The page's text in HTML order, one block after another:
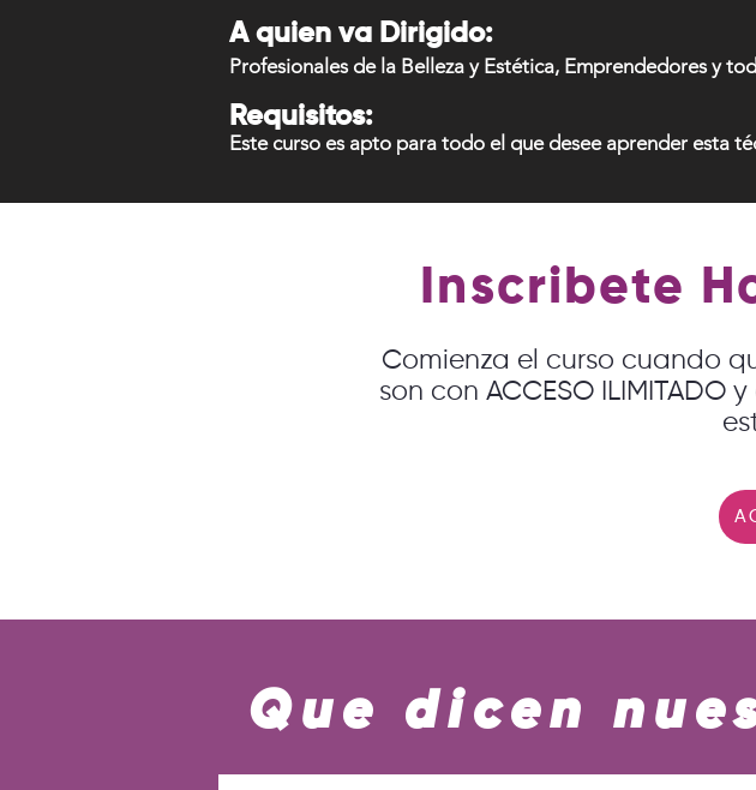
A quien va Dirigido:
Profesionales de la Belleza y Estética, Emprendedores y
Requisitos:
Este curso es apto para todo el que desee aprender esta
Inscribete
Comienza el curso cuando
son con ACCESO
Que dicen